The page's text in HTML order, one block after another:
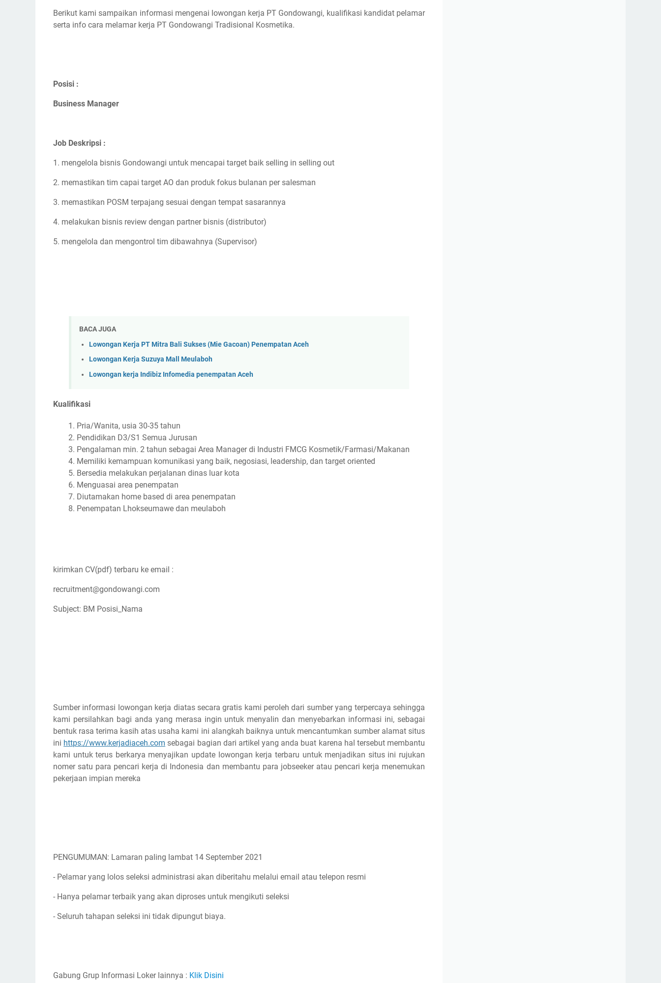
Berikut kami sampaikan informasi mengenai lowongan kerja PT Gondowangi, kualifikasi kandidat pelamar
serta info cara melamar kerja PT Gondowangi Tradisional Kosmetika.
Posisi :
Business Manager
Job Deskripsi :
1. mengelola bisnis Gondowangi untuk mencapai target baik selling in selling out
2. memastikan tim capai target AO dan produk fokus bulanan per salesman
3. memastikan POSM terpajang sesuai dengan tempat sasarannya
4. melakukan bisnis review dengan partner bisnis (distributor)
5. mengelola dan mengontrol tim dibawahnya (Supervisor)
BACA JUGA
Lowongan Kerja PT Mitra Bali Sukses (Mie Gacoan) Penempatan Aceh
Lowongan Kerja Suzuya Mall Meulaboh
Lowongan kerja Indibiz Infomedia penempatan Aceh
Kualifikasi
Pria/Wanita, usia 30-35 tahun
Pendidikan D3/S1 Semua Jurusan
Pengalaman min. 2 tahun sebagai Area Manager di Industri FMCG Kosmetik/Farmasi/Makanan
Memiliki kemampuan komunikasi yang baik, negosiasi, leadership, dan target oriented
Bersedia melakukan perjalanan dinas luar kota
Menguasai area penempatan
Diutamakan home based di area penempatan
Penempatan Lhokseumawe dan meulaboh
kirimkan CV(pdf) terbaru ke email :
recruitment@gondowangi.com
Subject: BM Posisi_Nama
Sumber informasi lowongan kerja diatas secara gratis kami peroleh dari sumber yang terpercaya sehingga
kami persilahkan bagi anda yang merasa ingin untuk menyalin dan menyebarkan informasi ini, sebagai
bentuk rasa terima kasih atas usaha kami ini alangkah baiknya untuk mencantumkan sumber alamat situs
ini https://www.kerjadiaceh.com sebagai bagian dari artikel yang anda buat karena hal tersebut membantu
kami untuk terus berkarya menyajikan update lowongan kerja terbaru untuk menjadikan situs ini rujukan
nomer satu para pencari kerja di Indonesia dan membantu para jobseeker atau pencari kerja menemukan
pekerjaan impian mereka
PENGUMUMAN: Lamaran paling lambat 14 September 2021
- Pelamar yang lolos seleksi administrasi akan diberitahu melalui email atau telepon resmi
- Hanya pelamar terbaik yang akan diproses untuk mengikuti seleksi
- Seluruh tahapan seleksi ini tidak dipungut biaya.
Gabung Grup Informasi Loker lainnya : Klik Disini